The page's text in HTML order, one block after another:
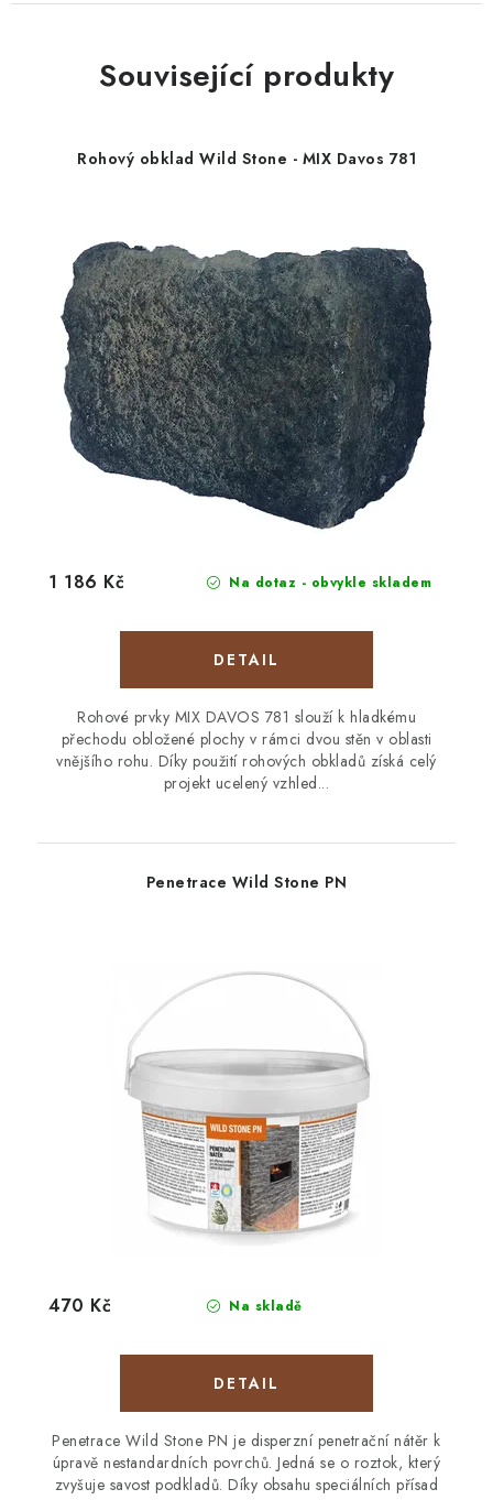
Související produkty
Rohový obklad Wild Stone - MIX Davos 781
Na dotaz - obvykle skladem
1 186 Kč
Rohové prvky MIX DAVOS 781 slouží k hladkému
přechodu obložené plochy v rámci dvou stěn v oblasti
vnějšího rohu. Díky použití rohových obkladů získá celý
projekt ucelený vzhled...
Penetrace Wild Stone PN
Na skladě
470 Kč
Penetrace Wild Stone PN je disperzní penetrační nátěr k
úpravě nestandardních povrchů. Jedná se o roztok, který
zvyšuje savost podkladů. Díky obsahu speciálních přísad